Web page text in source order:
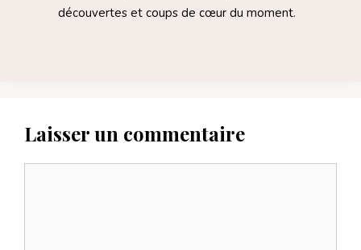
découvertes et coups de cœur du moment.
Laisser un commentaire